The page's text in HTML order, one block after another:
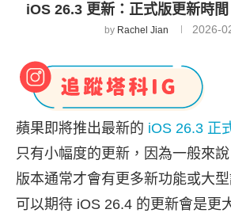
iOS 26.3 更新：正式版更新時間
by Rachel Jian 2026-
蘋果即將推出最新的 iOS 26.3 正
只有小幅度的更新，因為一般來
版本通常才會有更多新功能或大
可以期待 iOS 26.4 的更新會是更